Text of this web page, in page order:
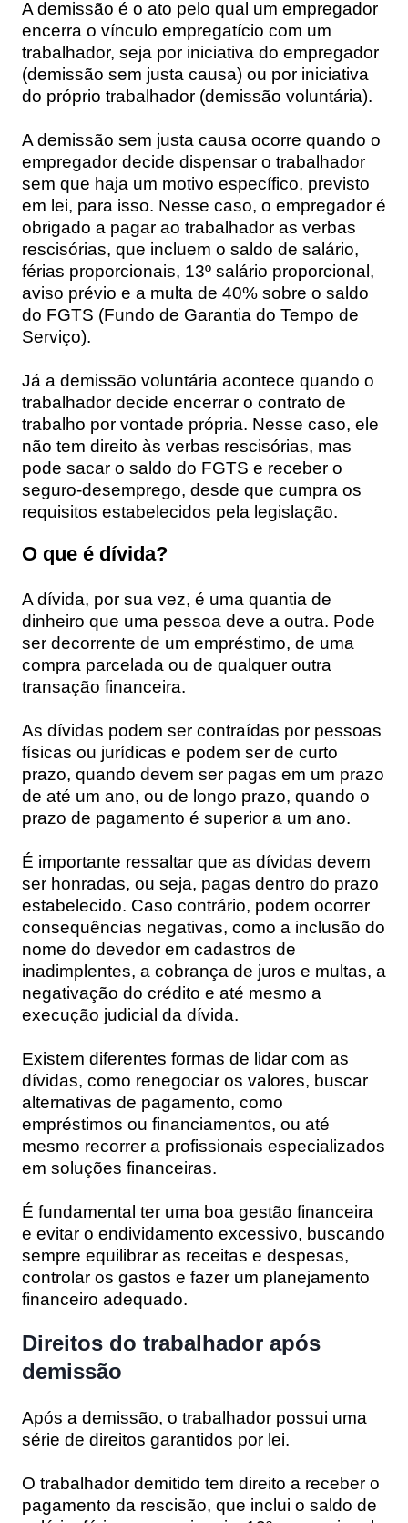
A demissão é o ato pelo qual um empregador
encerra o vínculo empregatício com um
trabalhador, seja por iniciativa do empregador
(demissão sem justa causa) ou por iniciativa
do próprio trabalhador (demissão voluntária).
A demissão sem justa causa ocorre quando o
empregador decide dispensar o trabalhador
sem que haja um motivo específico, previsto
em lei, para isso. Nesse caso, o empregador é
obrigado a pagar ao trabalhador as verbas
rescisórias, que incluem o saldo de salário,
férias proporcionais, 13º salário proporcional,
aviso prévio e a multa de 40% sobre o saldo
do FGTS (Fundo de Garantia do Tempo de
Serviço).
Já a demissão voluntária acontece quando o
trabalhador decide encerrar o contrato de
trabalho por vontade própria. Nesse caso, ele
não tem direito às verbas rescisórias, mas
pode sacar o saldo do FGTS e receber o
seguro-desemprego, desde que cumpra os
requisitos estabelecidos pela legislação.
O que é dívida?
A dívida, por sua vez, é uma quantia de
dinheiro que uma pessoa deve a outra. Pode
ser decorrente de um empréstimo, de uma
compra parcelada ou de qualquer outra
transação financeira.
As dívidas podem ser contraídas por pessoas
físicas ou jurídicas e podem ser de curto
prazo, quando devem ser pagas em um prazo
de até um ano, ou de longo prazo, quando o
prazo de pagamento é superior a um ano.
É importante ressaltar que as dívidas devem
ser honradas, ou seja, pagas dentro do prazo
estabelecido. Caso contrário, podem ocorrer
consequências negativas, como a inclusão do
nome do devedor em cadastros de
inadimplentes, a cobrança de juros e multas, a
negativação do crédito e até mesmo a
execução judicial da dívida.
Existem diferentes formas de lidar com as
dívidas, como renegociar os valores, buscar
alternativas de pagamento, como
empréstimos ou financiamentos, ou até
mesmo recorrer a profissionais especializados
em soluções financeiras.
É fundamental ter uma boa gestão financeira
e evitar o endividamento excessivo, buscando
sempre equilibrar as receitas e despesas,
controlar os gastos e fazer um planejamento
financeiro adequado.
Direitos do trabalhador após
demissão
Após a demissão, o trabalhador possui uma
série de direitos garantidos por lei.
O trabalhador demitido tem direito a receber o
pagamento da rescisão, que inclui o saldo de